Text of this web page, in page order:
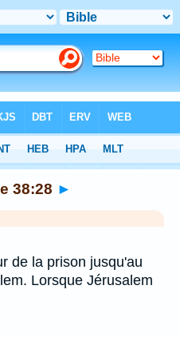
38:28 ►
de la prison jusqu'au
Lorsque Jérusalem